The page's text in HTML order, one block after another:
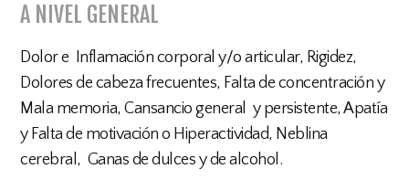
A NIVEL GENERAL
Dolor e Inflamación corporal y/o articular, Rigidez,
Dolores de cabeza frecuentes, Falta de concentración y
Mala memoria, Cansancio general y persistente, Apatía
y Falta de motivación o Hiperactividad, Neblina
cerebral, Ganas de dulces y de alcohol.